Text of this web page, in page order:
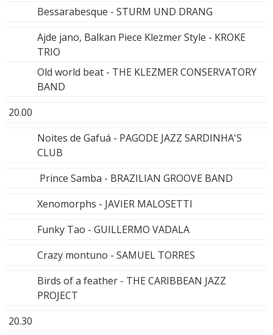
Bessarabesque - STURM UND DRANG
Ajde jano, Balkan Piece Klezmer Style - KROKE
TRIO
Old world beat - THE KLEZMER CONSERVATORY
BAND
20.00
Noites de Gafuá - PAGODE JAZZ SARDINHA'S
CLUB
Prince Samba - BRAZILIAN GROOVE BAND
Xenomorphs - JAVIER MALOSETTI
Funky Tao - GUILLERMO VADALA
Crazy montuno - SAMUEL TORRES
Birds of a feather - THE CARIBBEAN JAZZ
PROJECT
20.30